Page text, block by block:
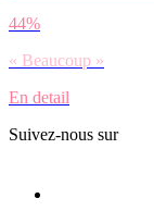
44%
« Beaucoup »
En detail
Suivez-nous sur